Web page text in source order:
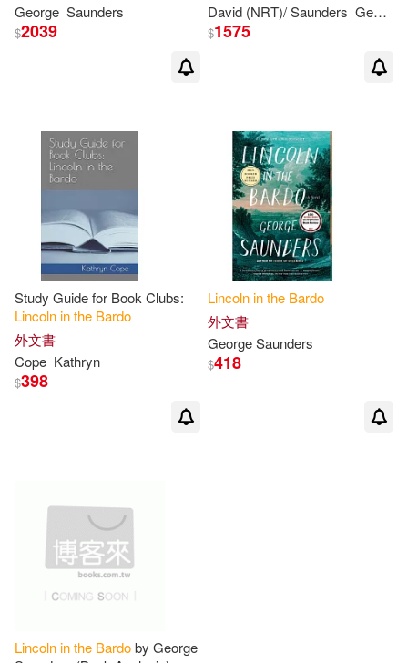
George Saunders
$2039
David (NRT)/ Saunders George (NRT)
$1575
Study Guide for Book Clubs:
Lincolninthe Bardo
外文書
Cope Kathryn
$398
Lincolninthe Bardo
外文書
George Saunders
$418
Lincolninthe Bardoby George